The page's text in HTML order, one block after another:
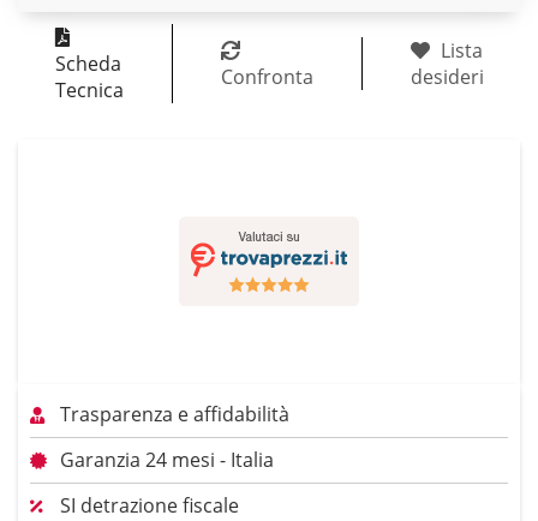
Scheda
Tecnica
Confronta
Lista
desideri
Trasparenza e affidabilità
Garanzia 24 mesi - Italia
SI detrazione fiscale